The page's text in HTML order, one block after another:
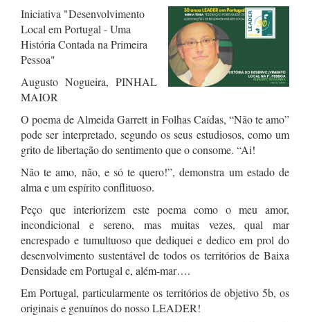
Iniciativa "Desenvolvimento
Local em Portugal - Uma
História Contada na Primeira
Pessoa"
Augusto Nogueira, PINHAL
MAIOR
O poema de Almeida Garrett in Folhas Caídas, “Não te amo”
pode ser interpretado, segundo os seus estudiosos, como um
grito de libertação do sentimento que o consome. “Ai!
Não te amo, não, e só te quero!”, demonstra um estado de
alma e um espírito conflituoso.
Peço que interiorizem este poema como o meu amor,
incondicional e sereno, mas muitas vezes, qual mar
encrespado e tumultuoso que dediquei e dedico em prol do
desenvolvimento sustentável de todos os territórios de Baixa
Densidade em Portugal e, além-mar….
Em Portugal, particularmente os territórios de objetivo 5b, os
originais e genuínos do nosso LEADER!